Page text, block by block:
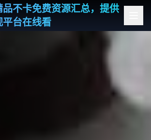
不卡免费资源汇总，提供
台在线看